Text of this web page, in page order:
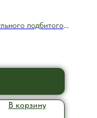
подбитого
В корзину